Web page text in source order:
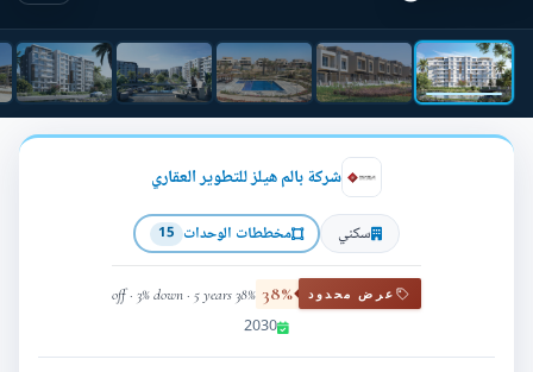
شركة بالم هيلز للتطوير العقاري
سكني مخططات الوحدات 15
عرض محدود 38%
38% off · 3% down · 5 years
2030